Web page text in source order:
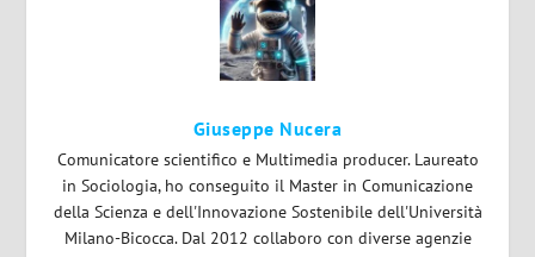
Giuseppe Nucera
Comunicatore scientifico e Multimedia producer. Laureato
in Sociologia, ho conseguito il Master in Comunicazione
della Scienza e dell'Innovazione Sostenibile dell'Università
Milano-Bicocca. Dal 2012 collaboro con diverse agenzie